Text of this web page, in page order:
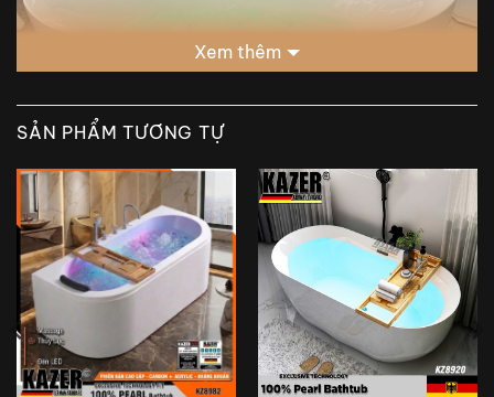
CHẤT LIỆU BỒN TẮM KAZER BẰNG SỢI
CARBON 50% HÒA TRỘN 50% NHỰA
ARCYLIC, PHỦ NGỌC TRAI
Sợi nhựa carbon là những vật liệu được sử
dụng rộng rãi trong nhiều ngành công nghiệp
nhờ vào đặc tính nhẹ và bền của chúng. Dưới
đây là một số điểm nổi bật
Đặc tính: Sợi nhựa carbon rất nhẹ, có độ bền
Xem thêm
SẢN PHẨM TƯƠNG TỰ